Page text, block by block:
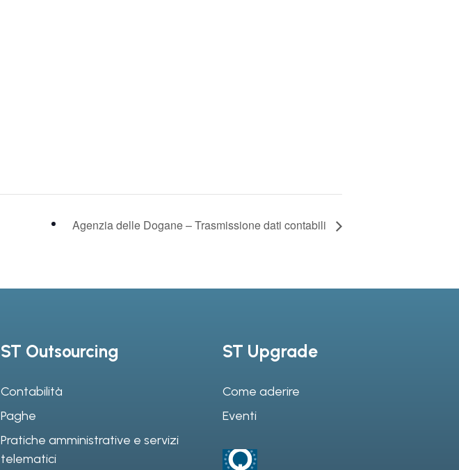
Agenzia delle Dogane – Trasmissione dati contabili
ST Outsourcing
Contabilità
Paghe
Pratiche amministrative e servizi
telematici
ST Upgrade
Come aderire
Eventi